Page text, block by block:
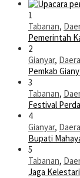
1
Tabanan,
Pemerintah
2
Gianyar,
Pemkab
3
Tabanan,
Festival
4
Gianyar,
Bupati
5
Tabanan,
Jaga